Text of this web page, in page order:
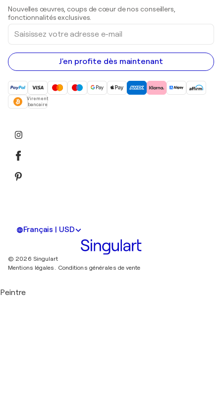
Peintures acryliques
Nouvelles œuvres, coups de cœur de nos conseillers,
fonctionnalités exclusives.
Saisissez
votre
adresse
e-
mail
J'en profite dès maintenant
Virement
bancaire
Français | USD
© 2026 Singulart
Mentions légales. Conditions générales de vente
Peintre